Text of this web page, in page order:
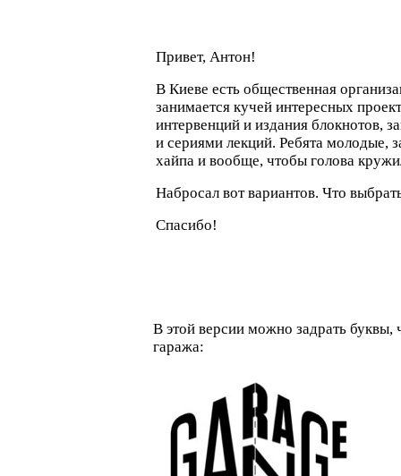
Привет, Антон!
В Киеве есть общественная
занимается кучей интересных
интервенций и издания блокнотов,
и сериями лекций. Ребята молодые,
хайпа и вообще, чтобы голова
Набросал вот вариантов. Что
Спасибо!
В этой версии можно задрать
гаража: